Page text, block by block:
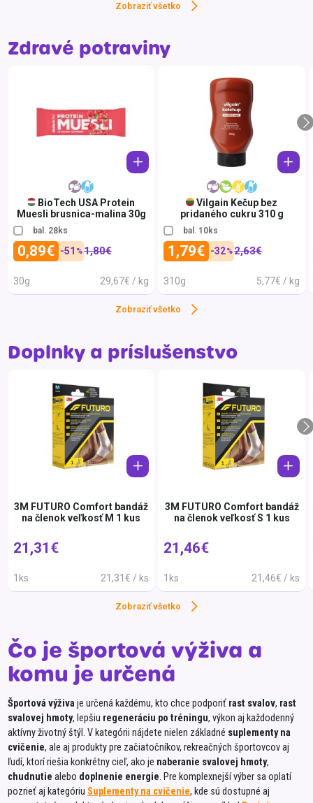
Grécko
Holandsko
Indonézia
Kanada
Litva
Maďarsko
Poľsko
Španielsko
Spojené kráľovstvo
Spojené štáty
Srbsko
Taliansko
Thajsko
Turecko
Vietnam
Blaník
DELTA
Zobraziť všetko
Zdravé potraviny
BioTech USA Protein
Muesli brusnica-malina 30g
bal. 28ks
0,89€ -51 %1,80€
30g 29,67€ / kg
Vilgain Kečup bez
pridaného cukru 310 g
bal. 10ks
1,79€ -32%2,63€
310g 5,77€ / kg
Zobraziť všetko
Doplnky a príslušenstvo
3M FUTURO Comfort bandáž
na členok veľkosť M 1 kus
21,31€
1ks 21,31€ / ks
3M FUTURO Comfort bandáž
na členok veľkosť S 1 kus
21,46€
1ks 21,46€ / ks
Zobraziť všetko
Čo je športová výživa a
komu je určená
Športová výživa je určená každému, kto chce podporiť rast svalov, rast
svalovej hmoty, lepšiu regeneráciu po tréningu, výkon aj každodenný
aktívny životný štýl. V kategórii nájdete nielen základné suplementy na
cvičenie, ale aj produkty pre začiatočníkov, rekreačných športovcov aj
ľudí, ktorí riešia konkrétny cieľ, ako je naberanie svalovej hmoty,
chudnutie alebo doplnenie energie. Pre komplexnejší výber sa oplatí
pozrieť aj kategóriu Suplementy na cvičenie, kde sú dostupné aj